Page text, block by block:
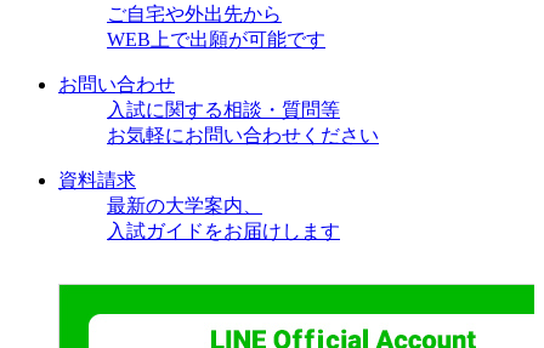
ご自宅や外出先から
WEB上で出願が可能です
お問い合わせ
入試に関する相談・質問等
お気軽にお問い合わせください
資料請求
最新の大学案内、
入試ガイドをお届けします